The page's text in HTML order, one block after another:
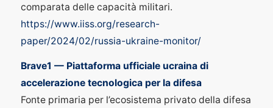
comparata delle capacità militari.
https://www.iiss.org/research-
paper/2024/02/russia-ukraine-monitor/
Brave1 — Piattaforma ufficiale ucraina di
accelerazione tecnologica per la difesa
Fonte primaria per l’ecosistema privato della difesa